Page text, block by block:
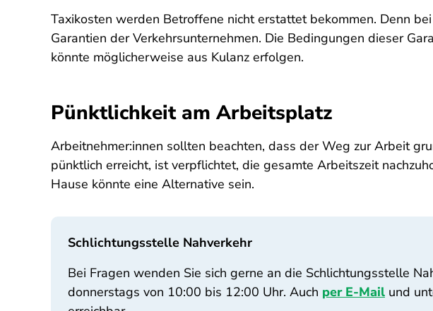
Taxikosten werden Betroffene nicht erstattet bekommen. Denn
Garantien der Verkehrsunternehmen. Die Bedingungen dieser
könnte möglicherweise aus Kulanz erfolgen.
Pünktlichkeit am Arbeitsplatz
Arbeitnehmer:innen sollten beachten, dass der Weg zur Arbeit
pünktlich erreicht, ist verpflichtet, die gesamte Arbeitszeit
Hause könnte eine Alternative sein.
Schlichtungsstelle Nahverkehr
Bei Fragen wenden Sie sich gerne an die Schlichtungsstelle
donnerstags von 10:00 bis 12:00 Uhr. Auch per E-Mail und